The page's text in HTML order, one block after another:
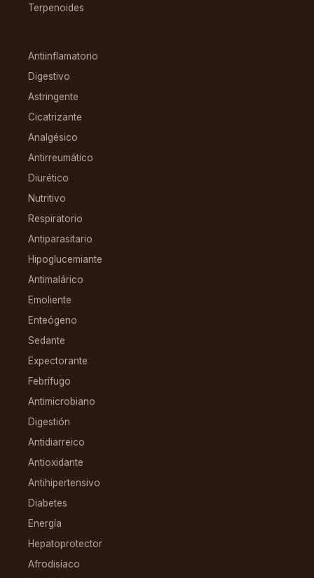
Terpenoides
Antiinflamatorio
Digestivo
Astringente
Cicatrizante
Analgésico
Antirreumático
Diurético
Nutritivo
Respiratorio
Antiparasitario
Hipoglucemiante
Antimalárico
Emoliente
Enteógeno
Sedante
Expectorante
Febrífugo
Antimicrobiano
Digestión
Antidiarreico
Antioxidante
Antihipertensivo
Diabetes
Energía
Hepatoprotector
Afrodisíaco